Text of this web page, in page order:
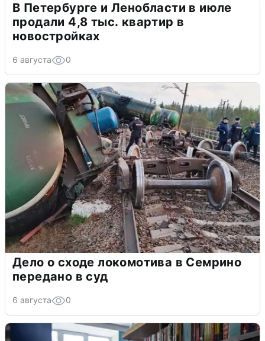
В Петербурге и Ленобласти в июле
продали 4,8 тыс. квартир в
новостройках
6 августа 0
Дело о сходе локомотива в Семрино
передано в суд
6 августа 0